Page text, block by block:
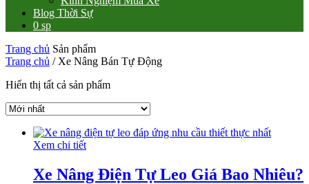
Blog Thời Sự
0 sp
Trang chủ Sản phẩm
Trang chủ / Xe Nâng Bán Tự Động
Hiển thị tất cả sản phẩm
Xem chi tiết
Xe Nâng Điện Tự Leo Giá Bao Nhiêu?